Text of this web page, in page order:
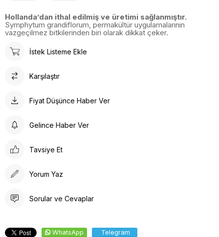
Hollanda’dan ithal edilmiş ve üretimi sağlanmıştır.
Symphytum grandiflorum, permakültür uygulamalarının
vazgeçilmez bitkilerinden biri olarak dikkat çeker.
İstek Listeme Ekle
Karşılaştır
Fiyat Düşünce Haber Ver
Gelince Haber Ver
Tavsiye Et
Yorum Yaz
Sorular ve Cevaplar
WhatsApp Telegram